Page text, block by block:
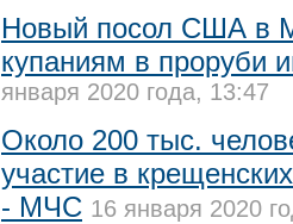
Новый посол США в
купаниям в проруби
января 2020 года, 13:47
Около 200 тыс.
участие в
- МЧС 16 января 2020